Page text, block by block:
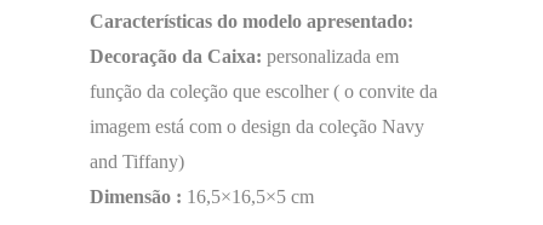
Características do modelo apresentado:
Decoração da Caixa: personalizada em
função da coleção que escolher ( o convite da
imagem está com o design da coleção Navy
and Tiffany)
Dimensão : 16,5×16,5×5 cm